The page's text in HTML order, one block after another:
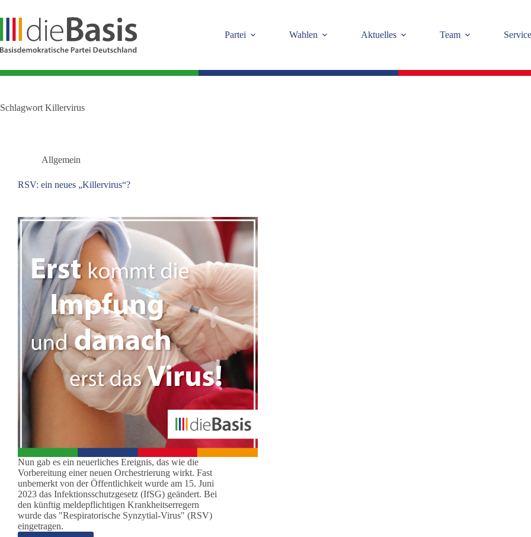
springen
Partei
Wahlen Aktuelles Team Service
Schlagwort Killervirus
Allgemein
RSV: ein neues „Killervirus“?
Nun gab es ein neuerliches Ereignis, das wie die
Vorbereitung einer neuen Orchestrierung wirkt. Fast
unbemerkt von der Öffentlichkeit wurde am 15. Juni
2023 das Infektionsschutzgesetz (IfSG) geändert. Bei
den künftig meldepflichtigen Krankheitserregern
wurde das "Respiratorische Synzytial-Virus" (RSV)
eingetragen.